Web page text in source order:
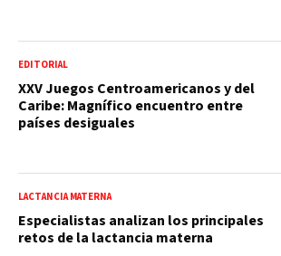
EDITORIAL
XXV Juegos Centroamericanos y del
Caribe: Magnífico encuentro entre
países desiguales
LACTANCIA MATERNA
Especialistas analizan los principales
retos de la lactancia materna